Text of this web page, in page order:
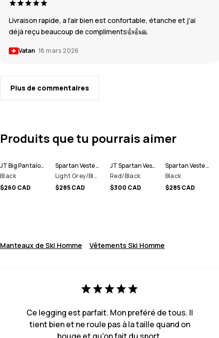
Livraison rapide, a l'air bien est confortable, étanche et j'ai
déjà reçu beaucoup de compliments👍👍🙏
Vatan 18 mars 2026
Plus de commentaires
Produits que tu pourrais aimer
JT Big Pantalon de Ski Homme
Black
$260 CAD
Spartan Veste de Ski Homme
Light Grey/Black
$285 CAD
JT Spartan Veste Snowboard Homme
Red/Black
$300 CAD
Spartan Veste de Ski Homme
Black
$285 CAD
Manteaux de Ski Homme Vêtements Ski Homme
Ce legging est parfait. Mon preféré de tous. Il
tient bien et ne roule pas à la taille quand on